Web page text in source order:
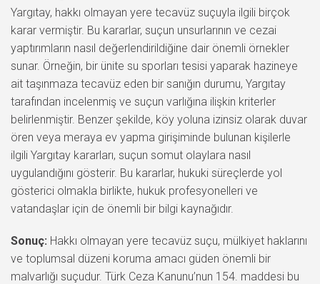
Yargıtay, hakkı olmayan yere tecavüz suçuyla ilgili birçok
karar vermiştir. Bu kararlar, suçun unsurlarının ve cezai
yaptırımların nasıl değerlendirildiğine dair önemli örnekler
sunar. Örneğin, bir ünite su sporları tesisi yaparak hazineye
ait taşınmaza tecavüz eden bir sanığın durumu, Yargıtay
tarafından incelenmiş ve suçun varlığına ilişkin kriterler
belirlenmiştir. Benzer şekilde, köy yoluna izinsiz olarak duvar
ören veya meraya ev yapma girişiminde bulunan kişilerle
ilgili Yargıtay kararları, suçun somut olaylara nasıl
uygulandığını gösterir. Bu kararlar, hukuki süreçlerde yol
gösterici olmakla birlikte, hukuk profesyonelleri ve
vatandaşlar için de önemli bir bilgi kaynağıdır.
Sonuç: Hakkı olmayan yere tecavüz suçu, mülkiyet haklarını
ve toplumsal düzeni koruma amacı güden önemli bir
malvarlığı suçudur. Türk Ceza Kanunu’nun 154. maddesi bu